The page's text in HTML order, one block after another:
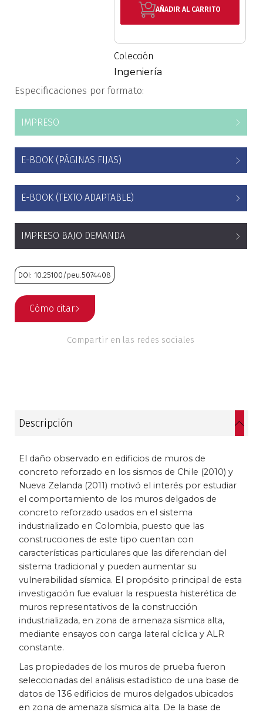
Finanzas
Física
Género
Geografía
Historia
Ingeniería
Lenguas
Literatura
Matemáticas
Patrimonio
Periodismo
Política y gobierno
Posconflicto
Psicología
Violencia
AÑADIR AL CARRITO
Colección
Ingeniería
Especificaciones por formato:
IMPRESO
E-BOOK (PÁGINAS FIJAS)
E-BOOK (TEXTO ADAPTABLE)
IMPRESO BAJO DEMANDA
DOI: 10.25100/peu.5074408
Cómo citar
Compartir en las redes sociales
Descripción
El daño observado en edificios de muros de
concreto reforzado en los sismos de Chile (2010) y
Nueva Zelanda (2011) motivó el interés por estudiar
el comportamiento de los muros delgados de
concreto reforzado usados en el sistema
industrializado en Colombia, puesto que las
construcciones de este tipo cuentan con
características particulares que las diferencian del
sistema tradicional y pueden aumentar su
vulnerabilidad sísmica. El propósito principal de esta
investigación fue evaluar la respuesta histerética de
muros representativos de la construcción
industrializada, en zona de amenaza sísmica alta,
mediante ensayos con carga lateral cíclica y ALR
constante.
Las propiedades de los muros de prueba fueron
seleccionadas del análisis estadístico de una base de
datos de 136 edificios de muros delgados ubicados
en zona de amenaza sísmica alta. De la base de